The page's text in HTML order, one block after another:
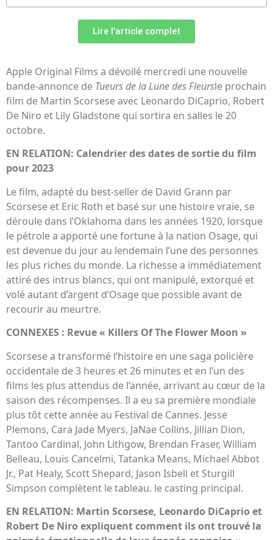
Lire l'article complet
Apple Original Films a dévoilé mercredi une nouvelle
bande-annonce de Tueurs de la Lune des Fleursle prochain
film de Martin Scorsese avec Leonardo DiCaprio, Robert
De Niro et Lily Gladstone qui sortira en salles le 20
octobre.
EN RELATION: Calendrier des dates de sortie du film
pour 2023
Le film, adapté du best-seller de David Grann par
Scorsese et Eric Roth et basé sur une histoire vraie, se
déroule dans l’Oklahoma dans les années 1920, lorsque
le pétrole a apporté une fortune à la nation Osage, qui
est devenue du jour au lendemain l’une des personnes
les plus riches du monde. La richesse a immédiatement
attiré des intrus blancs, qui ont manipulé, extorqué et
volé autant d’argent d’Osage que possible avant de
recourir au meurtre.
CONNEXES : Revue « Killers Of The Flower Moon »
Scorsese a transformé l’histoire en une saga policière
occidentale de 3 heures et 26 minutes et en l’un des
films les plus attendus de l’année, arrivant au cœur de la
saison des récompenses. Il a eu sa première mondiale
plus tôt cette année au Festival de Cannes. Jesse
Plemons, Cara Jade Myers, JaNae Collins, Jillian Dion,
Tantoo Cardinal, John Lithgow, Brendan Fraser, William
Belleau, Louis Cancelmi, Tatanka Means, Michael Abbot
Jr., Pat Healy, Scott Shepard, Jason Isbell et Sturgill
Simpson complètent le tableau. le casting principal.
EN RELATION: Martin Scorsese, Leonardo DiCaprio et
Robert De Niro expliquent comment ils ont trouvé la